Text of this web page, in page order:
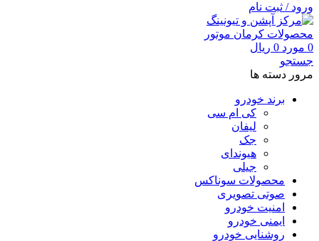
ورود / ثبت نام
0 مورد 0 ریال
جستجو
مرور دسته ها
برند خودرو
کی ام سی
لیفان
جک
هیوندای
جیلی
محصولات سوناکس
صوتی تصویری
امنیت خودرو
ایمنی خودرو
روشنایی خودرو